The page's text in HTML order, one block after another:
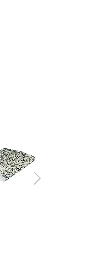
Следующий